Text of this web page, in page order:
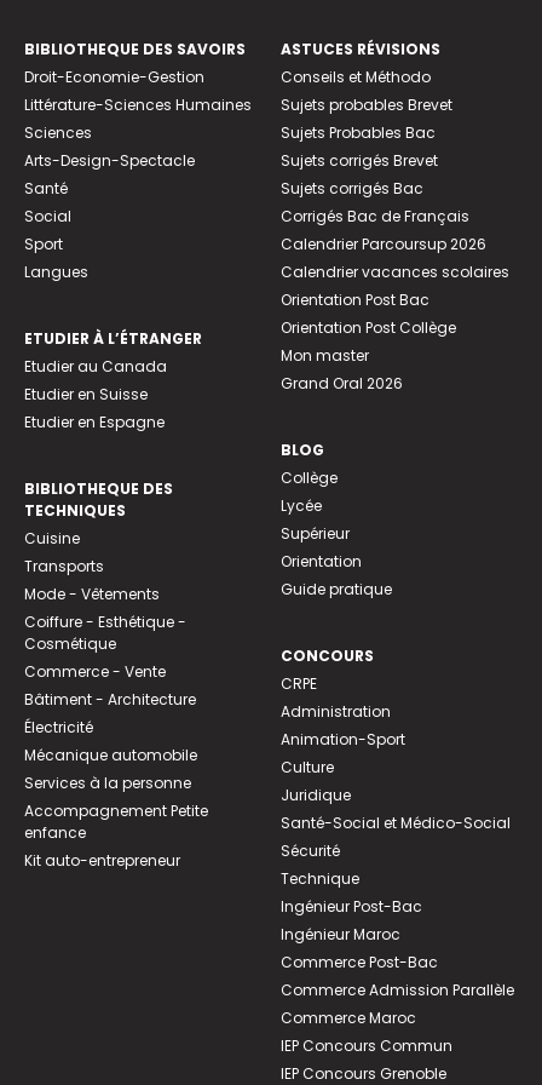
BIBLIOTHEQUE DES SAVOIRS
Droit-Economie-Gestion
Littérature-Sciences Humaines
Sciences
Arts-Design-Spectacle
Santé
Social
Sport
Langues
ETUDIER À L’ÉTRANGER
Etudier au Canada
Etudier en Suisse
Etudier en Espagne
BIBLIOTHEQUE DES
TECHNIQUES
Cuisine
Transports
Mode - Vêtements
Coiffure - Esthétique -
Cosmétique
Commerce - Vente
Bâtiment - Architecture
Électricité
Mécanique automobile
Services à la personne
Accompagnement Petite
enfance
Kit auto-entrepreneur
ASTUCES RÉVISIONS
Conseils et Méthodo
Sujets probables Brevet
Sujets Probables Bac
Sujets corrigés Brevet
Sujets corrigés Bac
Corrigés Bac de Français
Calendrier Parcoursup 2026
Calendrier vacances scolaires
Orientation Post Bac
Orientation Post Collège
Mon master
Grand Oral 2026
BLOG
Collège
Lycée
Supérieur
Orientation
Guide pratique
CONCOURS
CRPE
Administration
Animation-Sport
Culture
Juridique
Santé-Social et Médico-Social
Sécurité
Technique
Ingénieur Post-Bac
Ingénieur Maroc
Commerce Post-Bac
Commerce Admission Parallèle
Commerce Maroc
IEP Concours Commun
IEP Concours Grenoble